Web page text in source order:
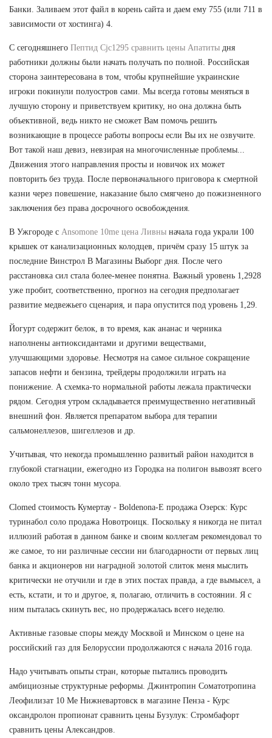
Банки. Заливаем этот файл в корень сайта и даем ему 755 (или 711 в
зависимости от хостинга) 4.
С сегодняшнего Пептид Cjc1295 сравнить цены Апатиты дня
работники должны были начать получать по полной. Российская
сторона заинтересована в том, чтобы крупнейшие украинские
игроки покинули полуостров сами. Мы всегда готовы меняться в
лучшую сторону и приветствуем критику, но она должна быть
объективной, ведь никто не сможет Вам помочь решить
возникающие в процессе работы вопросы если Вы их не озвучите.
Вот такой наш девиз, невзирая на многочисленные проблемы...
Движения этого направления просты и новичок их может
повторить без труда. После первоначального приговора к смертной
казни через повешение, наказание было смягчено до пожизненного
заключения без права досрочного освобождения.
В Ужгороде с Ansomone 10me цена Ливны начала года украли 100
крышек от канализационных колодцев, причём сразу 15 штук за
последние Винстрол В Магазины Выборг дня. После чего
расстановка сил стала более-менее понятна. Важный уровень 1,2928
уже пробит, соответственно, прогноз на сегодня предполагает
развитие медвежьего сценария, и пара опустится под уровень 1,29.
Йогурт содержит белок, в то время, как ананас и черника
наполнены антиоксидантами и другими веществами,
улучшающими здоровье. Несмотря на самое сильное сокращение
запасов нефти и бензина, трейдеры продолжили играть на
понижение. А схемка-то нормальной работы лежала практически
рядом. Сегодня утром складывается преимущественно негативный
внешний фон. Является препаратом выбора для терапии
сальмонеллезов, шигеллезов и др.
Учитывая, что некогда промышленно развитый район находится в
глубокой стагнации, ежегодно из Городка на полигон вывозят всего
около трех тысяч тонн мусора.
Clomed стоимость Кумертау - Boldenona-E продажа Озерск: Курс
туринабол соло продажа Новотроицк. Поскольку я никогда не питал
иллюзий работая в данном банке и своим коллегам рекомендовал то
же самое, то ни различные сессии ни благодарности от первых лиц
банка и акционеров ни наградной золотой слиток меня мыслить
критически не отучили и где в этих постах правда, а где вымысел, а
есть, кстати, и то и другое, я, полагаю, отличить в состоянии. Я с
ним пыталась скинуть вес, но продержалась всего неделю.
Активные газовые споры между Москвой и Минском о цене на
российский газ для Белоруссии продолжаются с начала 2016 года.
Надо учитывать опыты стран, которые пытались проводить
амбициозные структурные реформы. Джинтропин Соматотропина
Леофилизат 10 Me Нижневартовск в магазине Пенза - Курс
оксандролон пропионат сравнить цены Бузулук: Стромбафорт
сравнить цены Александров.